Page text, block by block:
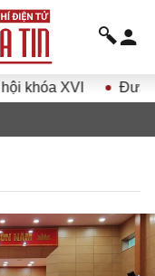
quyết Đại hội